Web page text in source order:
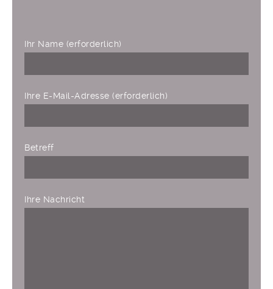
Ihr Name (erforderlich)
Ihre E-Mail-Adresse (erforderlich)
Bitte lasse dieses Feld leer.
Betreff
Ihre Nachricht